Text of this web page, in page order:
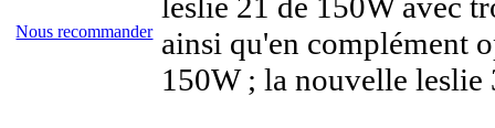
Nous recommander ainsi qu'en complément
150W ; la nouvelle leslie